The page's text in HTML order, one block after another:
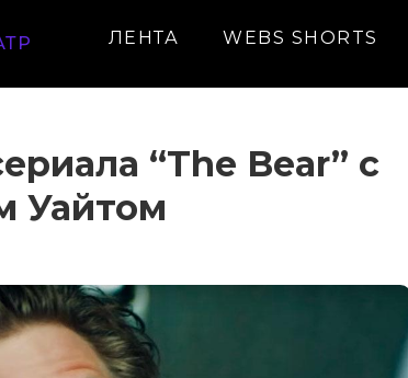
ЛЕНТА WEBS SHORTS
“The Bear” с
Уайтом